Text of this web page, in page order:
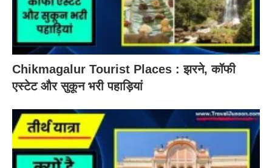
Chikmagalur Tourist Places : झरने, कॉफी
एस्टेट और सुकून भरी पहाड़ियां